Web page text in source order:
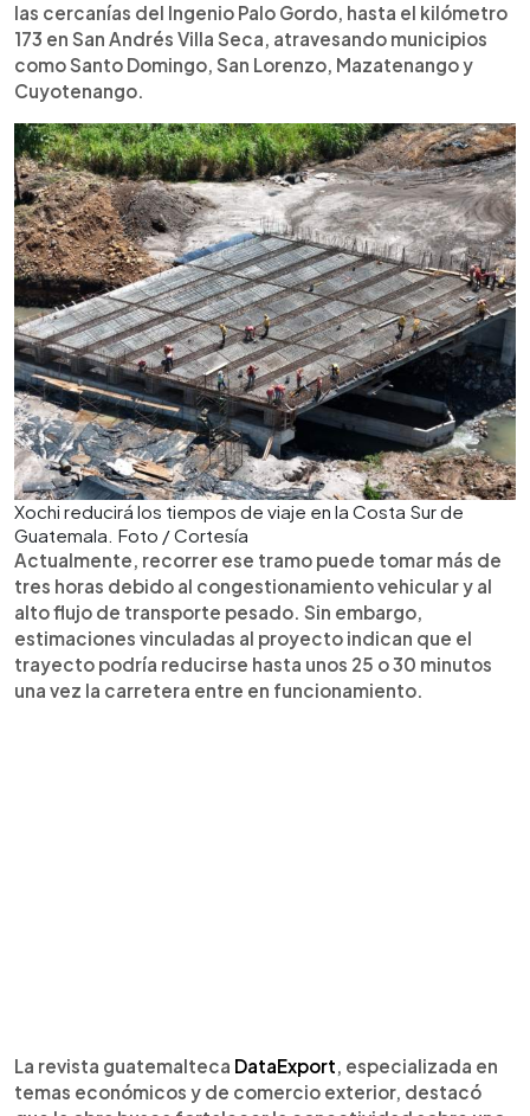
las cercanías del Ingenio Palo Gordo, hasta el kilómetro
173 en San Andrés Villa Seca, atravesando municipios
como Santo Domingo, San Lorenzo, Mazatenango y
Cuyotenango.
Xochi reducirá los tiempos de viaje en la Costa Sur de
Guatemala. Foto / Cortesía
Actualmente, recorrer ese tramo puede tomar más de
tres horas debido al congestionamiento vehicular y al
alto flujo de transporte pesado. Sin embargo,
estimaciones vinculadas al proyecto indican que el
trayecto podría reducirse hasta unos 25 o 30 minutos
una vez la carretera entre en funcionamiento.
La revista guatemalteca DataExport, especializada en
temas económicos y de comercio exterior, destacó